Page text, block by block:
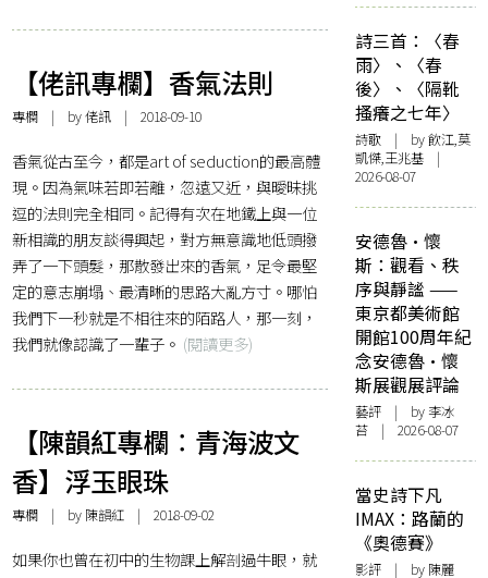
【佬訊專欄】香氣法則
專欄 | by佬訊 | 2018-09-10
香氣從古至今，都是art of seduction的最高體
現。因為氣味若即若離，忽遠又近，與曖昧挑
逗的法則完全相同。記得有次在地鐵上與一位
新相識的朋友談得興起，對方無意識地低頭撥
弄了一下頭髮，那散發出來的香氣，足令最堅
定的意志崩塌、最清晰的思路大亂方寸。哪怕
我們下一秒就是不相往來的陌路人，那一刻，
我們就像認識了一輩子。 (閱讀更多)
【陳韻紅專欄︰青海波文
香】浮玉眼珠
專欄 | by 陳韻紅 | 2018-09-02
如果你也曾在初中的生物課上解剖過牛眼，就
詩三首：〈春
雨〉、〈春
後〉、〈隔靴
搔癢之七年〉
詩歌 | by 飲江,莫
凱傑,王兆基 |
2026-08-07
安德魯·懷
斯：觀看、秩
序與靜謐 ——
東京都美術館
開館100周年紀
念安德魯·懷
斯展觀展評論
藝評 | by 李冰
苔 | 2026-08-07
當史詩下凡
IMAX：路蘭的
《奧德賽》
影評 | by 陳麗